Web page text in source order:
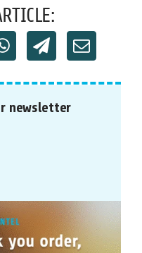
newsletter